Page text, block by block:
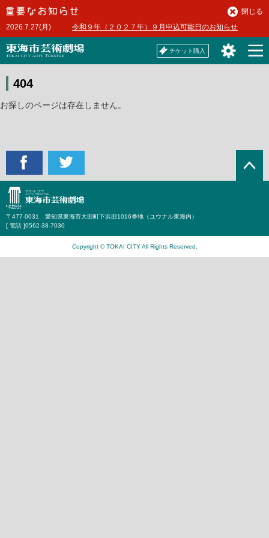
本
文
へ2026.7.27(月) 令和９年（２０２７年）９月申込可能日のお知らせ
閉じる
チケット購入
404
お探しのページは存在しません。
〒477-0031 愛知県東海市大田町下浜田1016番地（ユウナル東海内）
[ 電話 ]0562-38-7030
Copyright © TOKAI CITY All Rights Reserved.